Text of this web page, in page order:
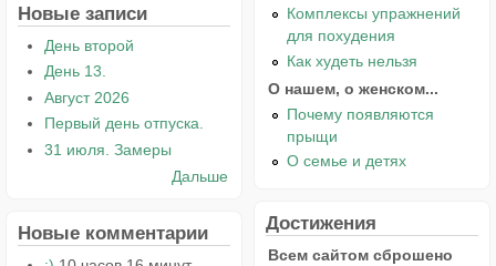
Новые записи
День второй
День 13.
Август 2026
Первый день отпуска.
31 июля. Замеры
Дальше
Новые комментарии
Комплексы упражнений
для похудения
Как худеть нельзя
О нашем, о женском...
Почему появляются
прыщи
О семье и детях
Достижения
Всем сайтом сброшено